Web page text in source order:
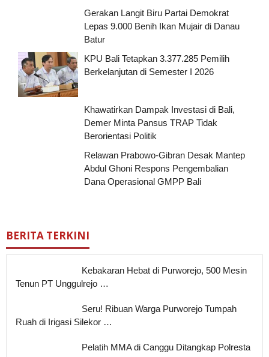
Gerakan Langit Biru Partai Demokrat
Lepas 9.000 Benih Ikan Mujair di Danau
Batur
KPU Bali Tetapkan 3.377.285 Pemilih
Berkelanjutan di Semester I 2026
Khawatirkan Dampak Investasi di Bali,
Demer Minta Pansus TRAP Tidak
Berorientasi Politik
Relawan Prabowo-Gibran Desak Mantep
Abdul Ghoni Respons Pengembalian
Dana Operasional GMPP Bali
BERITA TERKINI
Kebakaran Hebat di Purworejo, 500 Mesin
Tenun PT Unggulrejo …
Seru! Ribuan Warga Purworejo Tumpah
Ruah di Irigasi Silekor …
Pelatih MMA di Canggu Ditangkap Polresta